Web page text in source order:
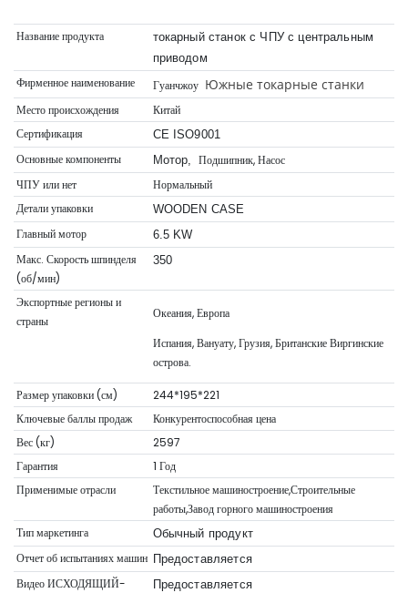
Название продукта
токарный станок с ЧПУ с центральным
приводом
Фирменное наименование Гуанчжоу Южные токарные станки
Место происхождения
Китай
Сертификация
CE ISO9001
Основные компоненты Мотор, Подшипник, Насос
ЧПУ или нет
Нормальный
Детали упаковки
WOODEN CASE
Главный мотор 6.5 KW
Макс. Скорость шпинделя
(об/мин)
350
Экспортные регионы и
страны
Океания, Европа
Испания, Вануату, Грузия, Британские Виргинские
острова.
Размер упаковки (см)
244*195*221
Ключевые баллы продаж
Конкурентоспособная цена
Вес (кг)
2597
Гарантия
1 Год
Применимые отрасли
Текстильное машиностроение,Строительные
работы,Завод горного машиностроения
Тип маркетинга
Обычный продукт
Отчет об испытаниях машин Предоставляется
Видео ИСХОДЯЩИЙ-
Предоставляется